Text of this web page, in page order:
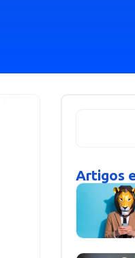
Artigos